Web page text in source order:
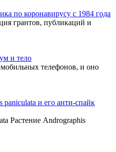
по коронавирусу с 1984 года
грантов, публикаций и
и тело
телефонов, и оно
paniculata и его анти-спайк
Растение Andrographis